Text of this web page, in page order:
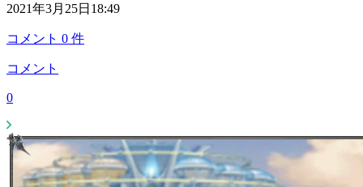
2021年3月25日18:49
コメント 0 件
コメント
0